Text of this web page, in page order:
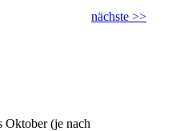
nächste >>
Oktober (je nach